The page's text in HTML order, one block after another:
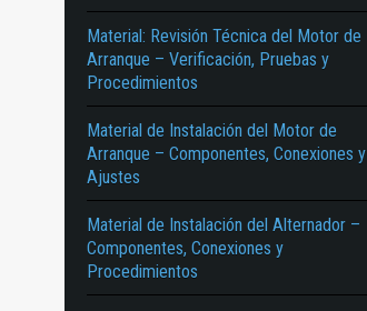
Material: Revisión Técnica del Motor de
Arranque – Verificación, Pruebas y
Procedimientos
Material de Instalación del Motor de
Arranque – Componentes, Conexiones y
Ajustes
Material de Instalación del Alternador –
Componentes, Conexiones y
Procedimientos